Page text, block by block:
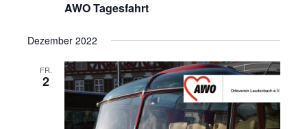
AWO Tagesfahrt
Dezember 2022
FR.
2